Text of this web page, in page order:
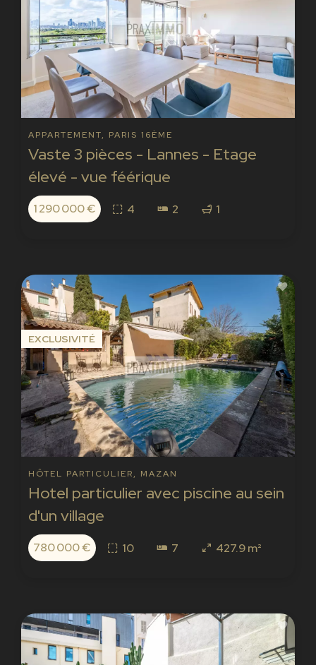
APPARTEMENT, PARIS 16ÈME
Vaste 3 pièces - Lannes - Etage
élevé - vue féérique
1 290 000 € 4 2 1
HÔTEL PARTICULIER, MAZAN
Hotel particulier avec piscine au sein
d'un village
780 000 € 10 7 427.9 m²
EXCLUSIVITÉ